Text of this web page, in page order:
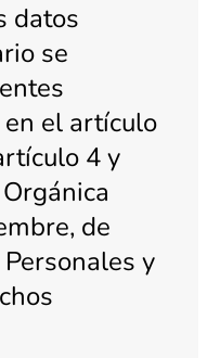
datos
se
el artículo
4 y
de
y